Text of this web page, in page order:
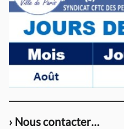
› Nous contacter…